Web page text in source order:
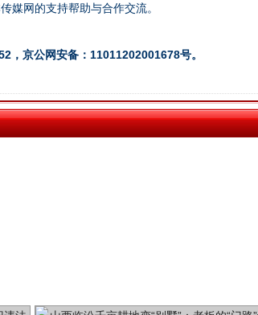
媒网的支持帮助与合作交流。
，京公网安备：11011202001678号。